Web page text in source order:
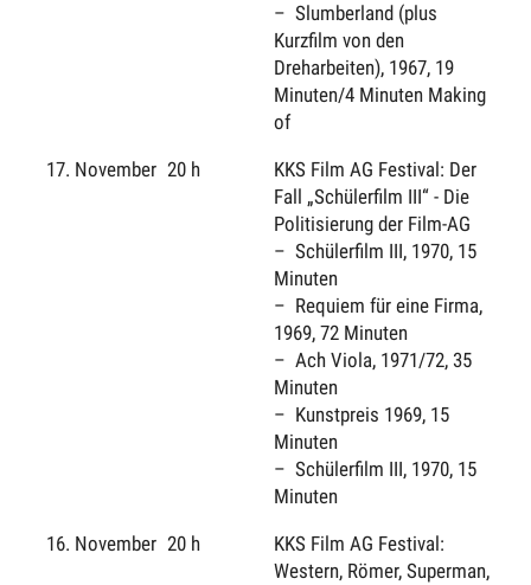
Slumberland (plus
Kurzfilm von den
Dreharbeiten), 1967, 19
Minuten/4 Minuten Making
of
17. November 20 h
KKS Film AG Festival: Der
Fall „Schülerfilm III“ - Die
Politisierung der Film-AG
Schülerfilm III, 1970, 15
Minuten
Requiem für eine Firma,
1969, 72 Minuten
Ach Viola, 1971/72, 35
Minuten
Kunstpreis 1969, 15
Minuten
Schülerfilm III, 1970, 15
Minuten
16. November 20 h
KKS Film AG Festival:
Western, Römer, Superman,